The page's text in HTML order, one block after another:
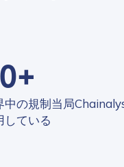
中の規制当局
している